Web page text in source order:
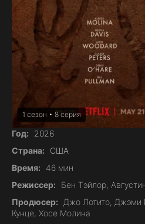
1 сезон • 8 серия
Год:
2026
Страна:
США
Время:
46 мин
Режиссер:
Бен Тэйлор,
Продюсер:
Джо Лотито, Джэми
Кунце, Хосе Молина